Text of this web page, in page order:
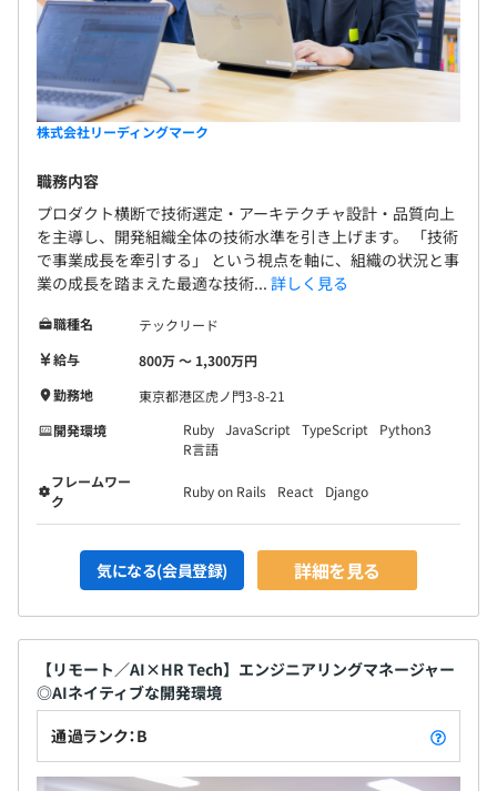
株式会社リーディングマーク
職務内容
プロダクト横断で技術選定・アーキテクチャ設計・品質向上
を主導し、開発組織全体の技術水準を引き上げます。 「技術
で事業成長を牽引する」 という視点を軸に、組織の状況と事
業の成長を踏まえた最適な技術... 詳しく見る
職種名
テックリード
給与
800万 〜 1,300万円
勤務地
東京都港区虎ノ門3-8-21
開発環境
Ruby JavaScript TypeScript
Python3
R言語
フレームワー
ク
Ruby on Rails React Django
気になる(会員登録) 詳細を見る
【リモート／AI×HR Tech】エンジニアリングマネージャー
◎AIネイティブな開発環境
通過ランク：B